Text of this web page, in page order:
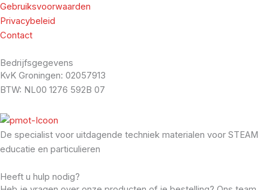
Gebruiksvoorwaarden
Privacybeleid
Contact
Bedrijfsgegevens
KvK Groningen: 02057913
BTW: NL00 1276 592B 07
De specialist voor uitdagende techniek materialen voor STEAM
educatie en particulieren
Heeft u hulp nodig?